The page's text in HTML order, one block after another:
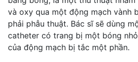
và oxy qua một động mạch vành
phải phẫu thuật. Bác sĩ sẽ dùng
catheter có trang bị một bóng
của động mạch bị tắc một phần.